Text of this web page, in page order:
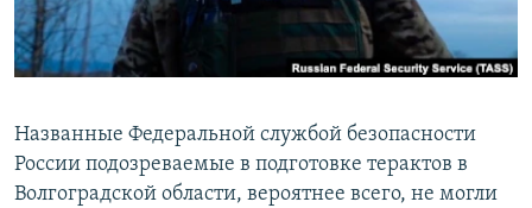
ПОБЕДИТЕЛЕЙ НЕ СУДЯТ?
КРЫМ.НЕПОКОРЕННЫЙ
УКРАИНСКАЯ ПРОБЛЕМА КРЫМА
ПРИСОЕДИНЯЙТЕСЬ!
Все сайты RFE/RL
Названные Федеральной службой безопасности
России подозреваемые в подготовке терактов в
Волгоградской области, вероятнее всего, не могли